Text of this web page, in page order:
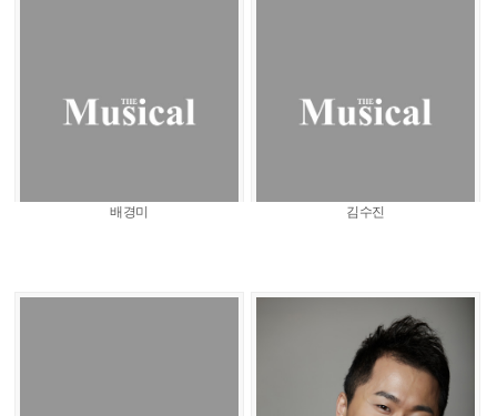
배경미 김수진